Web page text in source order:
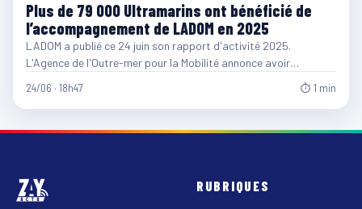
Plus de 79 000 Ultramarins ont bénéficié de
l’accompagnement de LADOM en 2025
LADOM a publié ce 24 juin son rapport d'activité 2025.
L'Agence de l'Outre-mer pour la Mobilité annonce avoir…
24/06 · 18h47 ⏱ 1 min
RUBRIQUES